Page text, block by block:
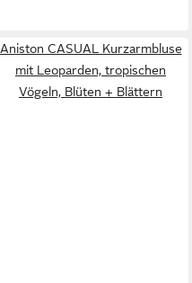
Aniston CASUAL Kurzarmbluse
mit Leoparden, tropischen
Vögeln, Blüten + Blättern